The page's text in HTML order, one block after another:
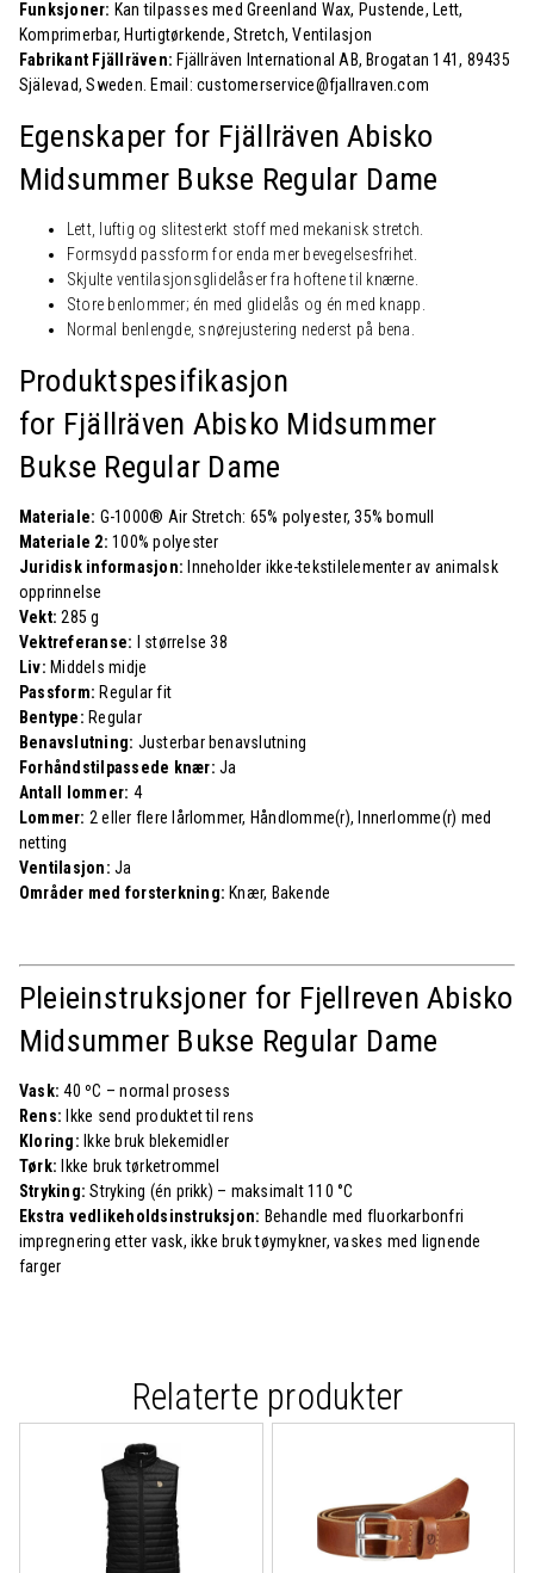
Funksjoner: Kan tilpasses med Greenland Wax, Pustende, Lett,
Komprimerbar, Hurtigtørkende, Stretch, Ventilasjon
Fabrikant Fjällräven: Fjällräven International AB, Brogatan 141, 89435
Själevad, Sweden. Email: customerservice@fjallraven.com
Egenskaper for Fjällräven Abisko
Midsummer Bukse Regular Dame
Lett, luftig og slitesterkt stoff med mekanisk stretch.
Formsydd passform for enda mer bevegelsesfrihet.
Skjulte ventilasjonsglidelåser fra hoftene til knærne.
Store benlommer; én med glidelås og én med knapp.
Normal benlengde, snørejustering nederst på bena.
Produktspesifikasjon
for Fjällräven Abisko Midsummer
Bukse Regular Dame
Materiale: G-1000® Air Stretch: 65% polyester, 35% bomull
Materiale 2:100% polyester
Juridisk informasjon: Inneholder ikke-tekstilelementer av animalsk
opprinnelse
Vekt:285 g
Vektreferanse:
I størrelse 38
Liv: Middels midje
Passform: Regular fit
Bentype: Regular
Benavslutning: Justerbar benavslutning
Forhåndstilpassede knær: Ja
Antall lommer: 4
Lommer: 2 eller flere lårlommer, Håndlomme(r), Innerlomme(r) med
netting
Ventilasjon:Ja
Områder med forsterkning: Knær, Bakende
Pleieinstruksjoner for FjellrevenAbisko
Midsummer Bukse Regular Dame
Vask:40 ºC – normal prosess
Rens:
Ikke send produktet til rens
Kloring: Ikke bruk blekemidler
Tørk:
Ikke bruk tørketrommel
Stryking:Stryking (én prikk) – maksimalt 110 °C
Ekstra vedlikeholdsinstruksjon: Behandle med fluorkarbonfri
impregnering etter vask, ikke bruk tøymykner, vaskes med lignende
farger
Relaterte produkter